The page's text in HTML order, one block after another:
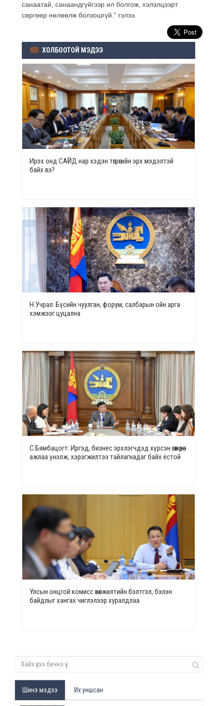
санаатай, санаандгүйгээр ил болгож, хэлэлцээрт
сөргөөр нөлөөлж болзошгүй.” гэлээ.
ХОЛБООТОЙ МЭДЭЭ
Ирэх онд САЙД нар хэдэн төгрөгийн эрх мэдэлтэй
байх вэ?
Н.Учрал: Бүсийн чуулган, форум, салбарын ойн арга
хэмжээг цуцална
С.Бямбацогт: Иргэд, бизнес эрхлэгчдэд хүрсэн өгөөжөөрөө
ажлаа үнэлж, хэрэгжилтээ тайлагнадаг байх ёстой
Улсын онцгой комисс өвөлжилтийн бэлтгэл, бэлэн
байдлыг хангах чиглэлээр хуралдлаа
Шинэ мэдээ Их уншсан